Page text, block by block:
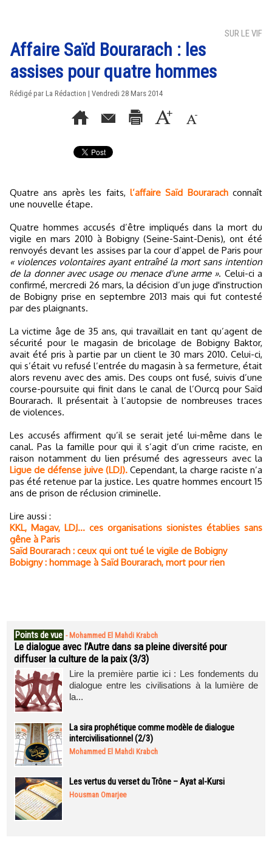
SUR LE VIF
Affaire Saïd Bourarach : les
assises pour quatre hommes
Rédigé par La Rédaction | Vendredi 28 Mars 2014
Quatre ans après les faits, l’affaire Saïd Bourarachconnaît
une nouvelle étape.
Quatre hommes accusés d’être impliqués dans la mort du
vigile en mars 2010 à Bobigny (Seine-Saint-Denis), ont été
renvoyés devant les assises par la cour d’appel de Paris pour
« violences volontaires ayant entraîné la mort sans intention
de la donner avec usage ou menace d'une arme ». Celui-ci a
confirmé, mercredi 26 mars, la décision d’un juge d'instruction
de Bobigny prise en septembre 2013 mais qui fut contesté
par des plaignants.
La victime âge de 35 ans, qui travaillait en tant qu’agent de
sécurité pour le magasin de bricolage de Bobigny Baktor,
avait été pris à partie par un client le 30 mars 2010. Celui-ci,
qui s’était vu refusé l’entrée du magasin à sa fermeture, était
alors revenu avec des amis. Des coups ont fusé, suivis d’une
course-poursuite qui finit dans le canal de l’Ourcq pour Saïd
Bourarach. Il présentait à l’autopsie de nombreuses traces
de violences.
Les accusés affirment qu’il se serait jeté lui-même dans le
canal. Pas la famille pour qui il s’agit d’un crime raciste, en
raison notamment du lien présumé des agresseurs avec la
Ligue de défense juive (LDJ).Cependant, la charge raciste n’a
pas été retenue par la justice. Les quatre hommes encourt 15
ans de prison de réclusion criminelle.
Lire aussi :
KKL, Magav, LDJ... ces organisations sionistes établies sans
gêne à Paris
Saïd Bourarach : ceux qui ont tué le vigile de Bobigny
Bobigny : hommage à Saïd Bourarach, mort pour rien
Points de vue - Mohammed El Mahdi Krabch
Le dialogue avec l’Autre dans sa pleine diversité pour
diffuser la culture de la paix (3/3)
Lire la première partie ici : Les fondements du
dialogue entre les civilisations à la lumière de
la...
La sira prophétique comme modèle de dialogue
intercivilisationnel (2/3)
Mohammed El Mahdi Krabch
Les vertus du verset du Trône – Ayat al-Kursi
Housman Omarjee